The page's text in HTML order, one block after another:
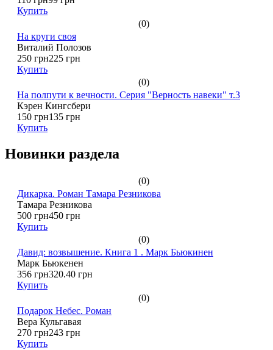
Купить
(0)
На круги своя
Виталий Полозов
250 грн225 грн
Купить
(0)
На полпути к вечности. Серия "Верность навеки" т.3
Кэрен Кингсбери
150 грн135 грн
Купить
Новинки раздела
(0)
Дикарка. Роман Тамара Резникова
Тамара Резникова
500 грн450 грн
Купить
(0)
Давид: возвышение. Книга 1 . Марк Бьюкинен
Марк Бьюкенен
356 грн320.40 грн
Купить
(0)
Подарок Небес. Роман
Вера Кульгавая
270 грн243 грн
Купить